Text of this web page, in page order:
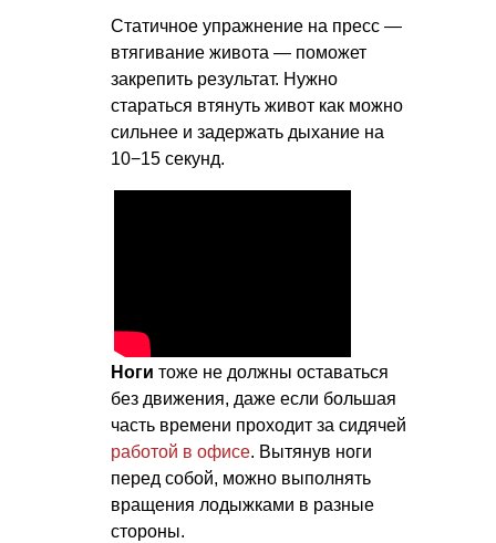
Статичное упражнение на пресс —
втягивание живота — поможет
закрепить результат. Нужно
стараться втянуть живот как можно
сильнее и задержать дыхание на
10−15 секунд.
Ноги тоже не должны оставаться
без движения, даже если большая
часть времени проходит за сидячей
работой в офисе. Вытянув ноги
перед собой, можно выполнять
вращения лодыжками в разные
стороны.